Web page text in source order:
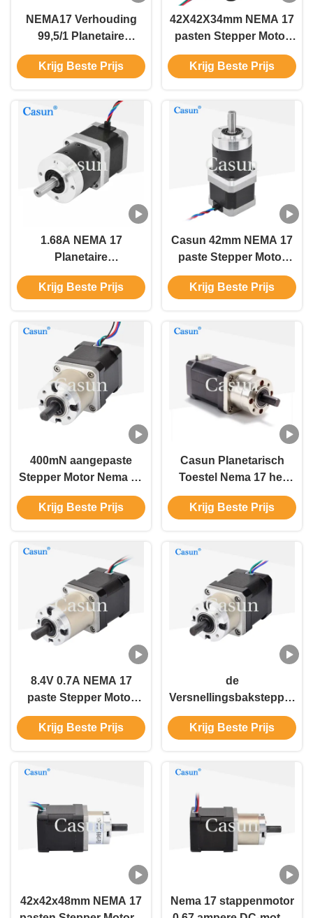
NEMA17 Verhouding
99,5/1 Planetaire
versnellingsbak
stapmotor 0,44mN.m
Krijg Beste Prijs
42X42X34mm NEMA 17
pasten Stepper Motor
aan 12 Volt Bipolaire of
Eenpolige Versie
Krijg Beste Prijs
1.68A NEMA 17
Planetaire
versnellingsbak
stapmotor 10:1 17HS15-
Krijg Beste Prijs
Casun 42mm NEMA 17
paste Stepper Motor
Eenpolige en Bipolaire
Stepper Motor aan
Krijg Beste Prijs
400mN aangepaste
Stepper Motor Nema 17
Stepper Motor 40mm
8.4V 0.7A
Krijg Beste Prijs
Casun Planetarisch
Toestel Nema 17 het
Stappen Motor voor
Voedselmachines
Krijg Beste Prijs
8.4V 0.7A NEMA 17
paste Stepper Motor
voor Medische
apparatuur aan
Krijg Beste Prijs
de
Versnellingsbakstepper
van 6.4V 1.28A Motor
34mm Casun-Stepper
Krijg Beste Prijs
42x42x48mm NEMA 17
Nema 17 stappenmotor